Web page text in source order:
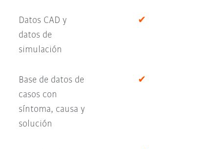
Datos CAD y
datos de
simulación
✔
Base de datos de
casos con
síntoma, causa y
solución
✔